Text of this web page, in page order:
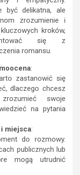
być delikatna, ale
zrozumienie i
kroków,
się z
romansu.
:
zastanowić się
dlaczego chcesz
swoje
na pytania
miejsca:
do rozmowy.
publicznych lub
mogą utrudnić